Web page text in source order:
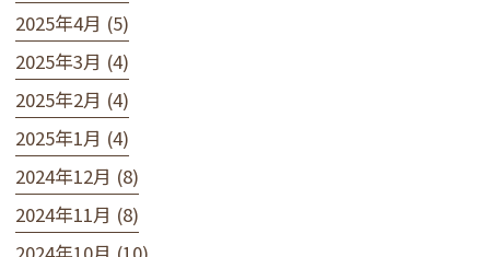
2025年4月 (5)
2025年3月 (4)
2025年2月 (4)
2025年1月 (4)
2024年12月 (8)
2024年11月 (8)